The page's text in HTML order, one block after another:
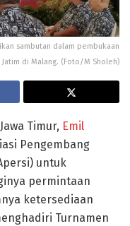
sambutan dalam pembukaan
Jatim di Malang. (Foto/M Sholeh)
Timur, Emil
Pengembang
untuk
permintaan
ketersediaan
Turnamen